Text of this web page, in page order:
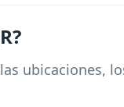
ubicaciones,